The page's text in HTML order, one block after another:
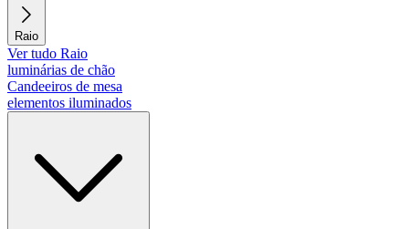
Raio
Ver tudo Raio
luminárias de chão
Candeeiros de mesa
elementos iluminados